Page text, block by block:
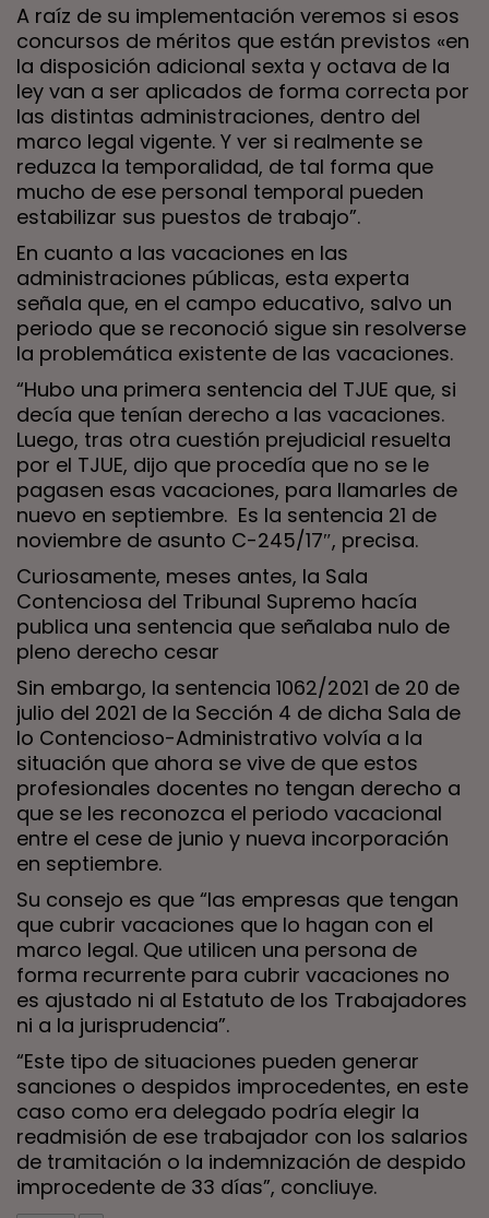
A raíz de su implementación veremos si esos
concursos de méritos que están previstos «en
la disposición adicional sexta y octava de la
ley van a ser aplicados de forma correcta por
las distintas administraciones, dentro del
marco legal vigente. Y ver si realmente se
reduzca la temporalidad, de tal forma que
mucho de ese personal temporal pueden
estabilizar sus puestos de trabajo”.
En cuanto a las vacaciones en las
administraciones públicas, esta experta
señala que, en el campo educativo, salvo un
periodo que se reconoció sigue sin resolverse
la problemática existente de las vacaciones.
“Hubo una primera sentencia del TJUE que, si
decía que tenían derecho a las vacaciones.
Luego, tras otra cuestión prejudicial resuelta
por el TJUE, dijo que procedía que no se le
pagasen esas vacaciones, para llamarles de
nuevo en septiembre. Es la sentencia 21 de
noviembre de asunto C-245/17″, precisa.
Curiosamente, meses antes, la Sala
Contenciosa del Tribunal Supremo hacía
publica una sentencia que señalaba nulo de
pleno derecho cesar
Sin embargo, la sentencia 1062/2021 de 20 de
julio del 2021 de la Sección 4 de dicha Sala de
lo Contencioso-Administrativo volvía a la
situación que ahora se vive de que estos
profesionales docentes no tengan derecho a
que se les reconozca el periodo vacacional
entre el cese de junio y nueva incorporación
en septiembre.
Su consejo es que “las empresas que tengan
que cubrir vacaciones que lo hagan con el
marco legal. Que utilicen una persona de
forma recurrente para cubrir vacaciones no
es ajustado ni al Estatuto de los Trabajadores
ni a la jurisprudencia”.
“Este tipo de situaciones pueden generar
sanciones o despidos improcedentes, en este
caso como era delegado podría elegir la
readmisión de ese trabajador con los salarios
de tramitación o la indemnización de despido
improcedente de 33 días”, concliuye.